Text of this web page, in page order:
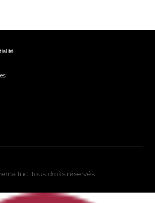
Inc. Tous droits réservés.